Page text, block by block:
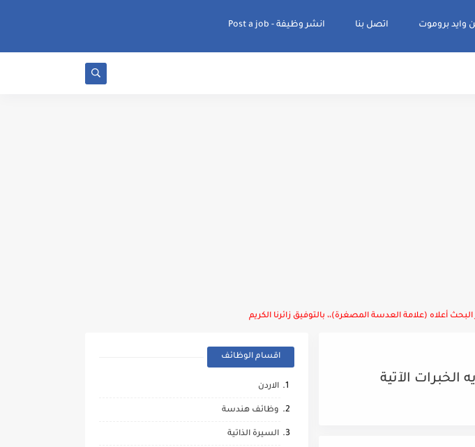
وايد بروموت اتصل بنا انشر وظيفة - Post a job
أعلاه (علامة العدسة المصغرة)،، بالتوفيق زائرنا الكريم
الآتية
اقسام الوظائف
الاردن
وظائف هندسة
السيرة الذاتية